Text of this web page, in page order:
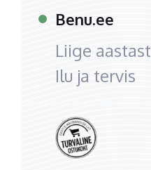
Benu.ee
Liige aastast
Ilu ja tervis